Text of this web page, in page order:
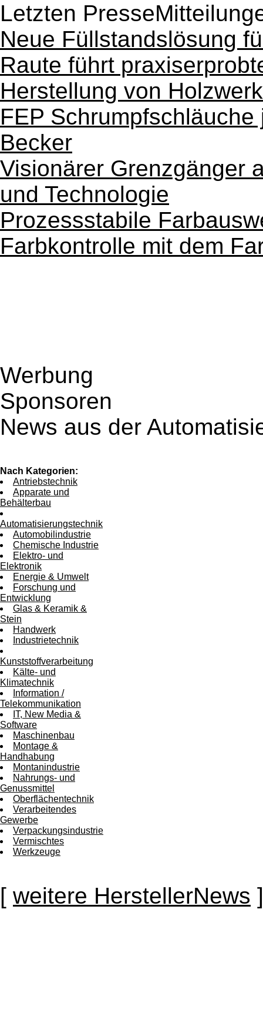
Letzten
Neue Füllstandslösung
Raute führt
Herstellung von
FEP
Becker
Visionärer Grenzgänger
und Technologie
Prozessstabile
Farbkontrolle mit dem
Werbung
Sponsoren
News aus der
Nach Kategorien:
Antriebstechnik
Apparate und
Behälterbau
Automatisierungstechnik
Automobilindustrie
Chemische Industrie
Elektro- und
Elektronik
Energie & Umwelt
Forschung und
Entwicklung
Glas & Keramik &
Stein
Handwerk
Industrietechnik
Kunststoffverarbeitung
Kälte- und
Klimatechnik
Information /
Telekommunikation
IT, New Media &
Software
Maschinenbau
Montage &
Handhabung
Montanindustrie
Nahrungs- und
Genussmittel
Oberflächentechnik
Verarbeitendes
Gewerbe
Verpackungsindustrie
Vermischtes
Werkzeuge
[ weitere HerstellerNews